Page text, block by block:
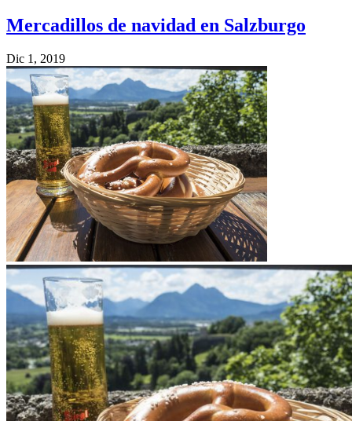
Mercadillos de navidad en Salzburgo
Dic 1, 2019